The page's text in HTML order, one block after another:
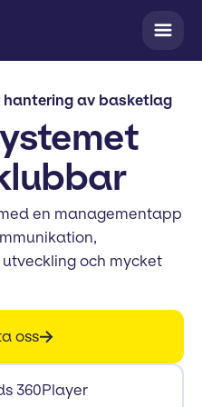
av basketlag
en managementapp
och mycket
oss
360Player